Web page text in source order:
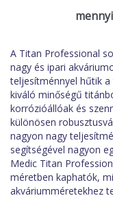
A Titan Professional
nagy és ipari
teljesítménnyel hűtik a
kiváló minőségű
korrózióállóak és
különösen
nagyon nagy
segítségével nagyon
Medic Titan
méretben kaphatók,
akváriumméretekhez